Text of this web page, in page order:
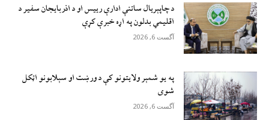
د چاپېریال ساتنې ادارې رییس او د اذربایجان سفیر د
اقلیمي بدلون په اړه خبرې کړې
آگست 6, 2026
په یو شمېر ولایتونو کې د ورښت او سېلابونو اټکل
شوی
آگست 6, 2026